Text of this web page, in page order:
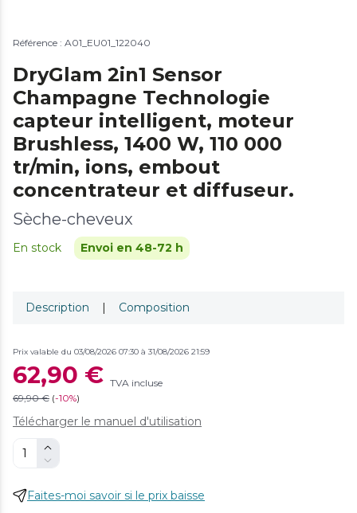
Référence : A01_EU01_122040
DryGlam 2in1 Sensor
Champagne Technologie
capteur intelligent, moteur
Brushless, 1400 W, 110 000
tr/min, ions, embout
concentrateur et diffuseur.
Sèche-cheveux
En stock Envoi en 48-72 h
Description | Composition
Prix valable du 03/08/2026 07:30 à 31/08/2026 21:59
62,90 € TVA incluse
69,90 € (-10%)
Télécharger le manuel d'utilisation
Faites-moi savoir si le prix baisse